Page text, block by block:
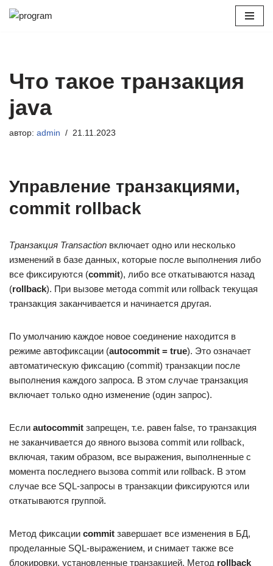
Что такое транзакция
java
автор: admin 21.11.2023
Управление транзакциями,
commit rollback
Транзакция Transaction включает одно или несколько
изменений в базе данных, которые после выполнения либо
все фиксируются (commit), либо все откатываются назад
(rollback). При вызове метода commit или rollback текущая
транзакция заканчивается и начинается другая.
По умолчанию каждое новое соединение находится в
режиме автофиксации (autocommit = true). Это означает
автоматическую фиксацию (commit) транзакции после
выполнения каждого запроса. В этом случае транзакция
включает только одно изменение (один запрос).
Если autocommit запрещен, т.е. равен false, то транзакция
не заканчивается до явного вызова commit или rollback,
включая, таким образом, все выражения, выполненные с
момента последнего вызова commit или rollback. В этом
случае все SQL-запросы в транзакции фиксируются или
откатываются группой.
Метод фиксации commit завершает все изменения в БД,
проделанные SQL-выражением, и снимает также все
блокировки, установленные транзакцией. Метод rollback